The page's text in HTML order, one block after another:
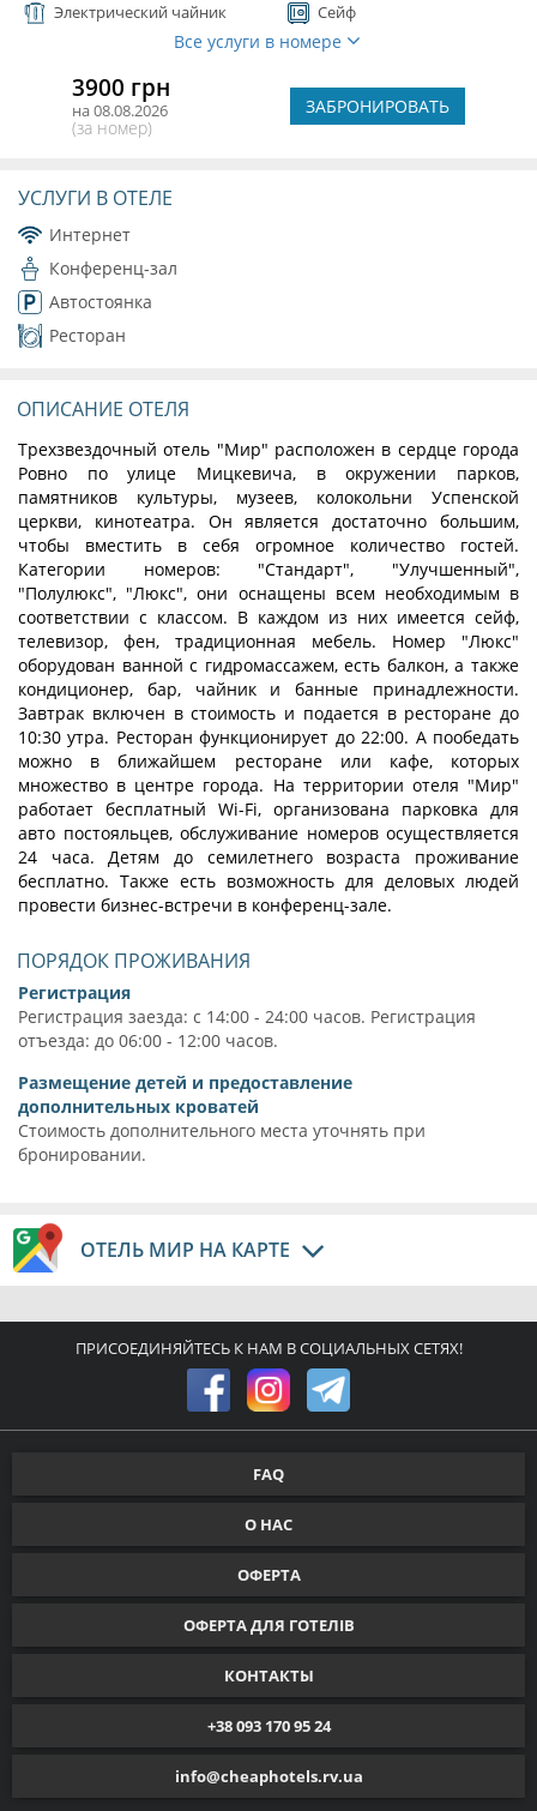
Электрический чайник
Сейф
Все услуги в номере
3900 грн
на 08.08.2026
(за номер)
ЗАБРОНИРОВАТЬ
УСЛУГИ В ОТЕЛЕ
Интернет
Конференц-зал
Автостоянка
Ресторан
ОПИСАНИЕ ОТЕЛЯ
Трехзвездочный отель "Мир" расположен в сердце города
Ровно по улице Мицкевича, в окружении парков,
памятников культуры, музеев, колокольни Успенской
церкви, кинотеатра. Он является достаточно большим,
чтобы вместить в себя огромное количество гостей.
Категории номеров: "Стандарт", "Улучшенный",
"Полулюкс", "Люкс", они оснащены всем необходимым в
соответствии с классом. В каждом из них имеется сейф,
телевизор, фен, традиционная мебель. Номер "Люкс"
оборудован ванной с гидромассажем, есть балкон, а также
кондиционер, бар, чайник и банные принадлежности.
Завтрак включен в стоимость и подается в ресторане до
10:30 утра. Ресторан функционирует до 22:00. А пообедать
можно в ближайшем ресторане или кафе, которых
множество в центре города. На территории отеля "Мир"
работает бесплатный Wi-Fi, организована парковка для
авто постояльцев, обслуживание номеров осуществляется
24 часа. Детям до семилетнего возраста проживание
бесплатно. Также есть возможность для деловых людей
провести бизнес-встречи в конференц-зале.
ПОРЯДОК ПРОЖИВАНИЯ
Регистрация
Регистрация заезда: с 14:00 - 24:00 часов. Регистрация
отъезда: до 06:00 - 12:00 часов.
Размещение детей и предоставление
дополнительных кроватей
Стоимость дополнительного места уточнять при
бронировании.
ОТЕЛЬ МИР НА КАРТЕ
ПРИСОЕДИНЯЙТЕСЬ К НАМ В СОЦИАЛЬНЫХ СЕТЯХ!
FAQ
О НАС
ОФЕРТА
ОФЕРТА ДЛЯ ГОТЕЛІВ
КОНТАКТЫ
+38 093 170 95 24
info@cheaphotels.rv.ua